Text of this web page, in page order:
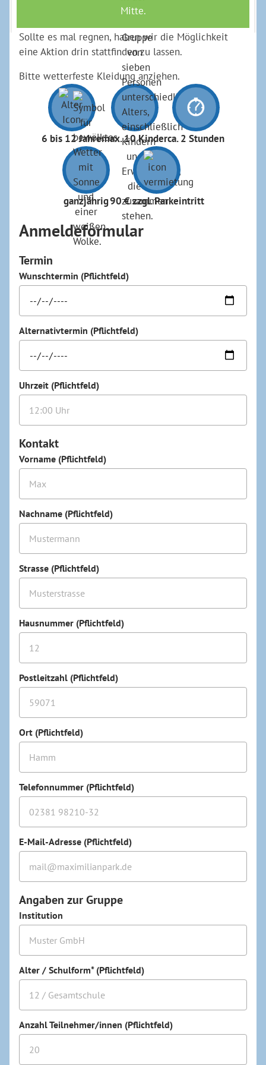
Aktionen erhält jeder am Ende eine Urkunde.
Sollte es mal regnen, haben wir die Möglichkeit
eine Aktion drin stattfinden zu lassen.
Bitte wetterfeste Kleidung anziehen.
6 bis 12 Jahremax. 10 Kinderca. 2 Stunden
ganzjährig90 € zzgl. Parkeintritt
Anmeldeformular
Termin
Wunschtermin (Pflichtfeld)
Alternativtermin (Pflichtfeld)
Uhrzeit (Pflichtfeld)
Kontakt
Vorname (Pflichtfeld)
Nachname (Pflichtfeld)
Strasse (Pflichtfeld)
Hausnummer (Pflichtfeld)
Postleitzahl (Pflichtfeld)
Ort (Pflichtfeld)
Telefonnummer (Pflichtfeld)
E-Mail-Adresse (Pflichtfeld)
Angaben zur Gruppe
Institution
Alter / Schulform* (Pflichtfeld)
Anzahl Teilnehmer/innen (Pflichtfeld)